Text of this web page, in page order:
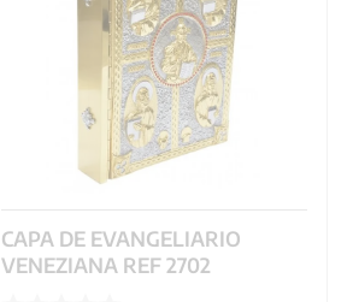
CAPA DE EVANGELIARIO
VENEZIANA REF 2702